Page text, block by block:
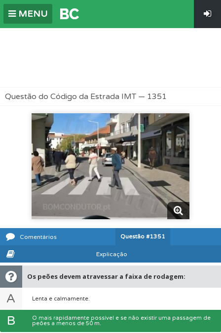
MENU
Questão do Código da Estrada IMT — 1351
Comentários Questão #1351
Explicação
Os peões devem atravessar a faixa de rodagem:
A Lenta e calmamente.
B
O mais rapidamente possível e se não existir uma passagem de
peões a menos de 50 m.